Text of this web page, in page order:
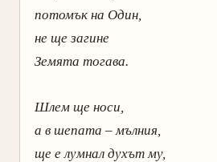
потомък на Один,
не ще загине
Земята тогава.
Шлем ще носи,
а в шепата – мълния,
ще е лумнал духът му,